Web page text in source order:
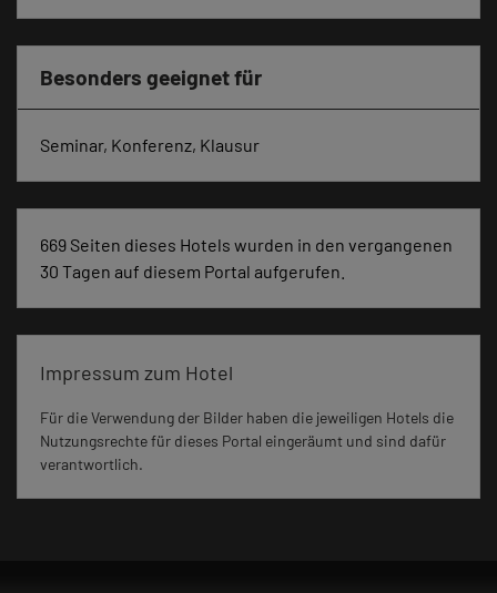
Besonders geeignet für
Seminar, Konferenz, Klausur
669 Seiten dieses Hotels wurden in den vergangenen
30 Tagen auf diesem Portal aufgerufen.
Impressum zum Hotel
Für die Verwendung der Bilder haben die jeweiligen Hotels die
Nutzungsrechte für dieses Portal eingeräumt und sind dafür
verantwortlich.